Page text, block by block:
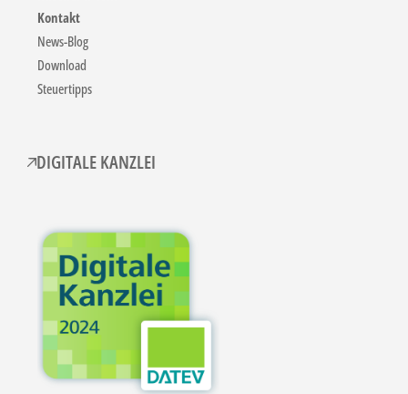
Kontakt
News-Blog
Download
Steuertipps
DIGITALE KANZLEI